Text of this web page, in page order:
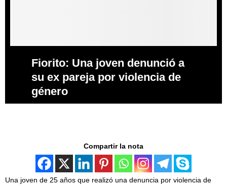
Fiorito: Una joven denunció a
su ex pareja por violencia de
género
Compartir la nota
Una joven de 25 años que realizó una denuncia por violencia de